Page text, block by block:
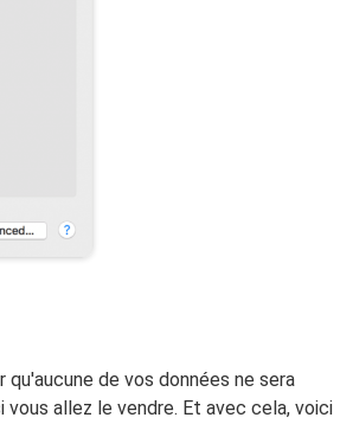
de vos données ne sera
allez le vendre. Et avec cela, voici